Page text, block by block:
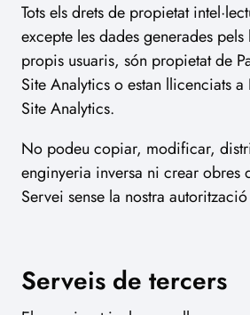
Tots els drets de propietat
excepte les dades generades
propis usuaris, són propietat de
Site Analytics o estan llicenciats
Site Analytics.
No podeu copiar, modificar,
enginyeria inversa ni crear obres
Servei sense la nostra
Serveis de tercers